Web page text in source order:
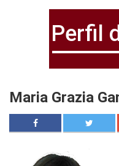
Perfil
Maria Grazia